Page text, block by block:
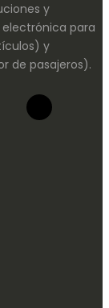
y
para
y
de pasajeros).